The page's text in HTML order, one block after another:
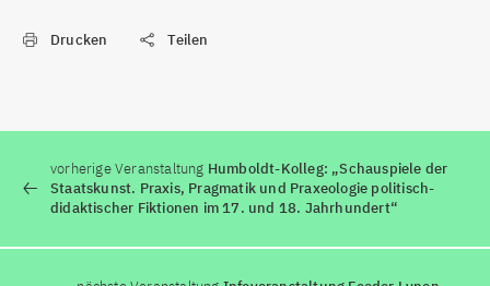
Drucken Teilen
vorherige Veranstaltung Humboldt-Kolleg: „Schauspiele der
Staatskunst. Praxis, Pragmatik und Praxeologie politisch-
didaktischer Fiktionen im 17. und 18. Jahrhundert“